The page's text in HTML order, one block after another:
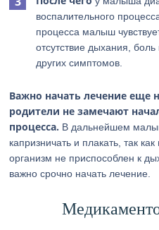
воспалительного
процесса малыш
отсутствие дыхания,
других симптомов.
Важно начать лечение еще
родители не замечают
процесса. В дальнейшем
капризничать и плакать, так
организм не приспособлен к
важно срочно начать лечение.